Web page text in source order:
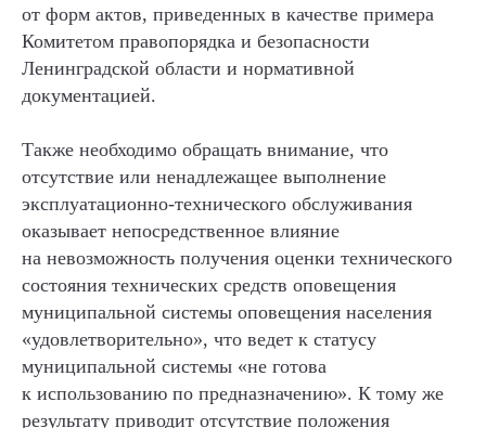
от форм актов, приведенных в качестве примера
Комитетом правопорядка и безопасности
Ленинградской области и нормативной
документацией.
Также необходимо обращать внимание, что
отсутствие или ненадлежащее выполнение
эксплуатационно-технического обслуживания
оказывает непосредственное влияние
на невозможность получения оценки технического
состояния технических средств оповещения
муниципальной системы оповещения населения
«удовлетворительно», что ведет к статусу
муниципальной системы «не готова
к использованию по предназначению». К тому же
результату приводит отсутствие положения
Разработано
© 2014-2025 Infostrata
Статьи
Авторы
О сервисе
+7 (812) 909-72-00
192029, Санкт-Петербург,
ул. Бабушкина, д. 3, литера А,
офис 422
РАЗДЕЛЫ
КОНТАКТЫ